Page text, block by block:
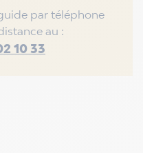
par téléphone
au :
10 33